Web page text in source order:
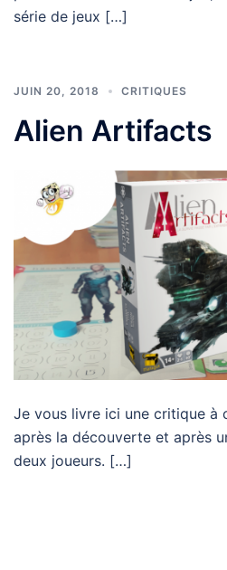
série de jeux […]
JUIN 20, 2018 CRITIQUES
Alien Artifacts
Je vous livre ici une critique à
après la découverte et après
deux joueurs. […]